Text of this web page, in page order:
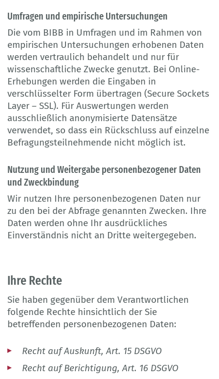
Umfragen und empirische Untersuchungen
Die vom BIBB in Umfragen und im Rahmen von
empirischen Untersuchungen erhobenen Daten
werden vertraulich behandelt und nur für
wissenschaftliche Zwecke genutzt. Bei Online-
Erhebungen werden die Eingaben in
verschlüsselter Form übertragen (Secure Sockets
Layer – SSL). Für Auswertungen werden
ausschließlich anonymisierte Datensätze
verwendet, so dass ein Rückschluss auf einzelne
Befragungsteilnehmende nicht möglich ist.
Nutzung und Weitergabe personenbezogener Daten
und Zweckbindung
Wir nutzen Ihre personenbezogenen Daten nur
zu den bei der Abfrage genannten Zwecken. Ihre
Daten werden ohne Ihr ausdrückliches
Einverständnis nicht an Dritte weitergegeben.
Ihre Rechte
Sie haben gegenüber dem Verantwortlichen
folgende Rechte hinsichtlich der Sie
betreffenden personenbezogenen Daten:
Recht auf Auskunft, Art. 15 DSGVO
Recht auf Berichtigung, Art. 16 DSGVO